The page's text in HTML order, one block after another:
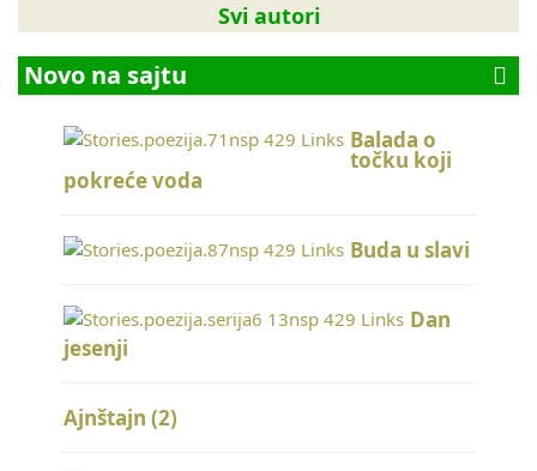
Svi autori
Novo na sajtu
Balada o
točku koji
pokreće voda
Buda u slavi
Dan
jesenji
Ajnštajn (2)